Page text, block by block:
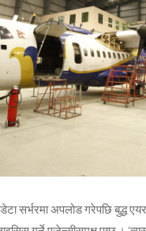
सर्भरमा अपलोड गरेपछि बुद्ध